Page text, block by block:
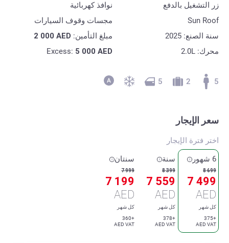
زر التشغيل بالدفع
Sun Roof
سنة الصنع: 2025
محرك: 2.0L
نوافذ كهربائية
مجسات وقوف السيارات
مبلغ التأمين:
2 000 AED
Excess: 5 000 AED
5
2
5
سعر الإيجار
اختر فترة الإيجار
6 شهور
8 699
7 499
AED
كل شهر
+375
AED VAT
سنة
8 399
7 559
AED
كل شهر
+378
AED VAT
سنتان
7 999
7 199
AED
كل شهر
+360
AED VAT